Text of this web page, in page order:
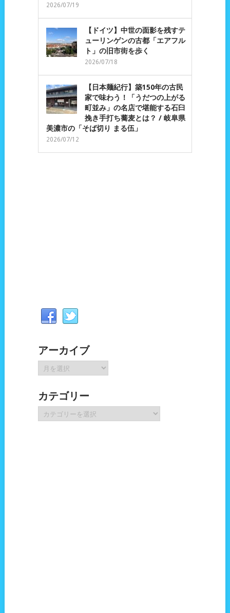
2026/07/19
【ドイツ】中世の面影を残すテ
ューリンゲンの古都「エアフル
ト」の旧市街を歩く
2026/07/18
【日本麺紀行】築150年の古民
家で味わう！「うだつの上がる
町並み」の名店で堪能する石臼
挽き手打ち蕎麦とは？ / 岐阜県
美濃市の「そば切り まる伍」
2026/07/12
アーカイブ
ー
イ
ブ
カテゴリー
テ